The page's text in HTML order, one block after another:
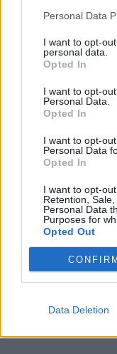
Personal Data
I want to opt-
personal data.
Opted In
I want to opt-
Personal Data.
Opted In
I want to opt-
Personal Data
Opted In
I want to opt-
Retention,
Personal Data
Purposes for
Opted Out
Data Deletion
Moneycorp
actividad y
financiero
València, 04 de
Moneycorp,
Read More